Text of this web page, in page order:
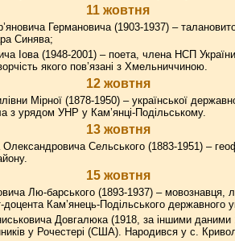
11 жовтня
Германовича (1903-1937) –
Синява;
Іова (1948-2001) – поета, члена НСП
якого пов’язані з Хмельниччиною.
12 жовтня
Мірної (1878-1950) – української
з урядом УНР у Кам’янці-Подільському.
13 жовтня
Сельського (1883-1951) –
15 жовтня
Лю-барського (1893-1937) – мовознавця,
Кам’янець-Подільського державного
Довгалюка (1918, за іншими даними
у Рочестері (США). Народився у с.